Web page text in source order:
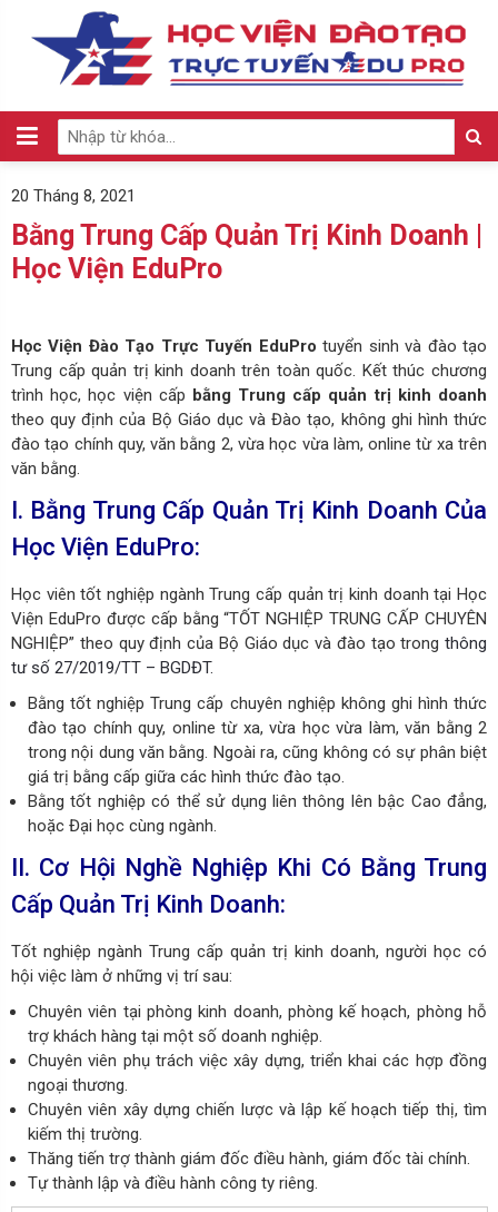
20 Tháng 8, 2021
Bằng Trung Cấp Quản Trị Kinh Doanh |
Học Viện EduPro
Học Viện Đào Tạo Trực Tuyến EduProtuyển sinh và đào tạo
Trung cấp quản trị kinh doanh trên toàn quốc. Kết thúc chương
trình học, học viện cấp bằng Trung cấp quản trị kinh doanh
theo quy định của Bộ Giáo dục và Đào tạo, không ghi hình thức
đào tạo chính quy, văn bằng 2, vừa học vừa làm, online từ xa trên
văn bằng.
I. Bằng Trung Cấp Quản Trị Kinh Doanh Của
Học Viện EduPro:
Học viên tốt nghiệp ngành Trung cấp quản trị kinh doanh tại Học
Viện EduPro được cấp bằng “TỐT NGHIỆP TRUNG CẤP CHUYÊN
NGHIỆP” theo quy định của Bộ Giáo dục và đào tạo trong thông
tư số 27/2019/TT – BGDĐT.
Bằng tốt nghiệp Trung cấp chuyên nghiệp không ghi hình thức
đào tạo chính quy, online từ xa, vừa học vừa làm, văn bằng 2
trong nội dung văn bằng. Ngoài ra, cũng không có sự phân biệt
giá trị bằng cấp giữa các hình thức đào tạo.
Bằng tốt nghiệp có thể sử dụng liên thông lên bậc Cao đẳng,
hoặc Đại học cùng ngành.
II. Cơ Hội Nghề Nghiệp Khi Có Bằng Trung
Cấp Quản Trị Kinh Doanh:
Tốt nghiệp ngành Trung cấp quản trị kinh doanh, người học có
hội việc làm ở những vị trí sau:
Chuyên viên tại phòng kinh doanh, phòng kế hoạch, phòng hỗ
trợ khách hàng tại một số doanh nghiệp.
Chuyên viên phụ trách việc xây dựng, triển khai các hợp đồng
ngoại thương.
Chuyên viên xây dựng chiến lược và lập kế hoạch tiếp thị, tìm
kiếm thị trường.
Thăng tiến trợ thành giám đốc điều hành, giám đốc tài chính.
Tự thành lập và điều hành công ty riêng.